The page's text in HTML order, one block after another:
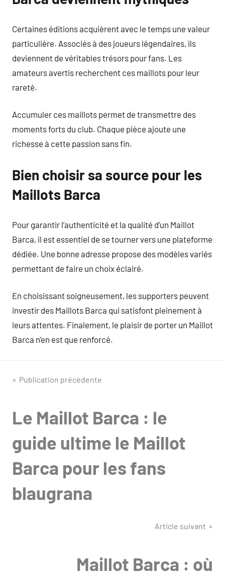
Certaines éditions acquièrent avec le temps une valeur
particulière. Associés à des joueurs légendaires, ils
deviennent de véritables trésors pour fans. Les
amateurs avertis recherchent ces maillots pour leur
rareté.
Accumuler ces maillots permet de transmettre des
moments forts du club. Chaque pièce ajoute une
richesse à cette passion sans fin.
Bien choisir sa source pour les
Maillots Barca
Pour garantir l’authenticité et la qualité d’un Maillot
Barca, il est essentiel de se tourner vers une plateforme
dédiée. Une bonne adresse propose des modèles variés
permettant de faire un choix éclairé.
En choisissant soigneusement, les supporters peuvent
investir des Maillots Barca qui satisfont pleinement à
leurs attentes. Finalement, le plaisir de porter un Maillot
Barca n’en est que renforcé.
Navigation
l’article
Publication précédente
Le Maillot Barca : le
guide ultime le Maillot
Barca pour les fans
blaugrana
Article suivant
Maillot Barca : où